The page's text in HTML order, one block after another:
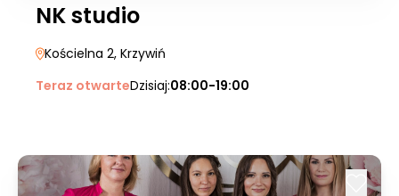
NK studio
Kościelna 2, Krzywiń
Teraz otwarteDzisiaj:08:00-19:00